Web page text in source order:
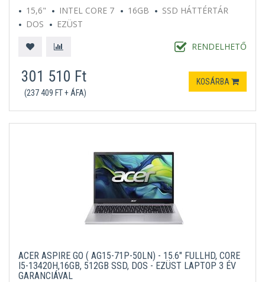
15,6"
INTEL CORE 7 16GB
SSD HÁTTÉRTÁR
DOS
EZÜST
RENDELHETŐ
301 510 Ft
(237 409 FT + ÁFA)
KOSÁRBA
ACER ASPIRE GO ( AG15-71P-50LN) - 15.6" FULLHD, CORE
I5-13420H,16GB, 512GB SSD, DOS - EZÜST LAPTOP 3 ÉV
GARANCIÁVAL